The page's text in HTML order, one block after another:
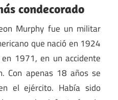
condecorado
Murphy fue un militar
que nació en 1924
1971, en un accidente
Con apenas 18 años se
el ejército. Había sido